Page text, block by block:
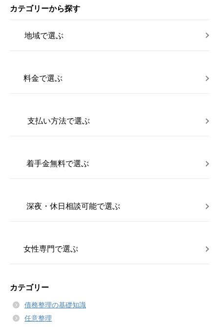
カテゴリーから探す
地域で選ぶ
料金で選ぶ
支払い方法で選ぶ
着手金無料で選ぶ
深夜・休日相談可能で選ぶ
女性専門で選ぶ
カテゴリー
債務整理の基礎知識
任意整理